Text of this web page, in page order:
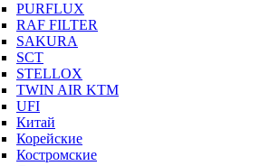
PURFLUX
RAF FILTER
SAKURA
SCT
STELLOX
TWIN AIR KTM
UFI
Китай
Корейские
Костромские